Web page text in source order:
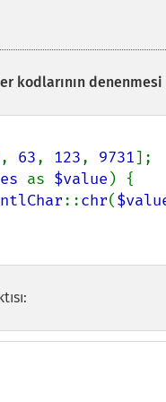
kodlarının denenmesi
, 63, 123, 9731];
as $value ) {
::chr(